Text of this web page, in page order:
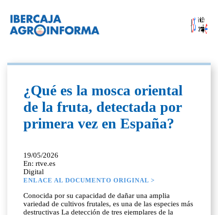
¿Qué es la mosca oriental
de la fruta, detectada por
primera vez en España?
19/05/2026
En: rtve.es
Digital
ENLACE AL DOCUMENTO ORIGINAL >
Conocida por su capacidad de dañar una amplia
variedad de cultivos frutales, es una de las especies más
destructivas La detección de tres ejemplares de la